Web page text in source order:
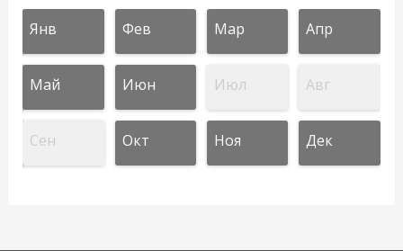
Янв Фев Мар Апр
Май Июн Июл Авг
Сен Окт Ноя Дек